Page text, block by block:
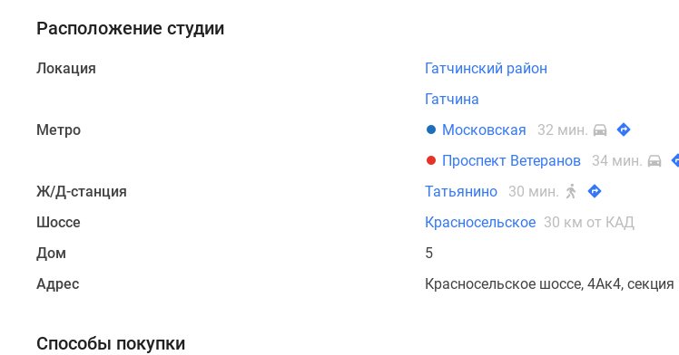
Расположение студии
Локация
Гатчинский район
Гатчина
Метро
Московская
32 мин.
Проспект Ветеранов
34 мин.
Ж/Д-станция
Татьянино
30 мин.
Шоссе
Красносельское 30 км от КАД
Дом
5
Адрес
Красносельское шоссе, 4Ак4, секция
Способы покупки